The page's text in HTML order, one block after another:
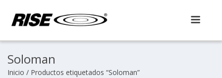
content
Soloman
Inicio / Productos etiquetados “Soloman”